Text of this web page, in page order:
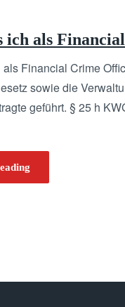
ich als
als Financial Crime
sowie die
geführt. § 25 h